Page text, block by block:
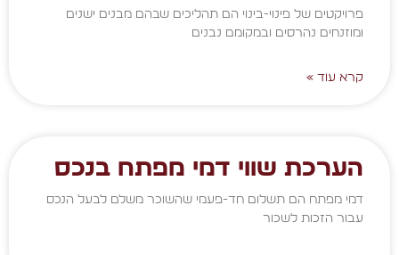
פרויקטים של פינוי-בינוי הם תהליכים שבהם מבנים ישנים
ומוזנחים נהרסים ובמקומם נבנים
קרא עוד »
הערכת שווי דמי מפתח בנכס
דמי מפתח הם תשלום חד-פעמי שהשוכר משלם לבעל הנכס
עבור הזכות לשכור